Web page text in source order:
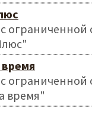
ограниченной
ограниченной
время"